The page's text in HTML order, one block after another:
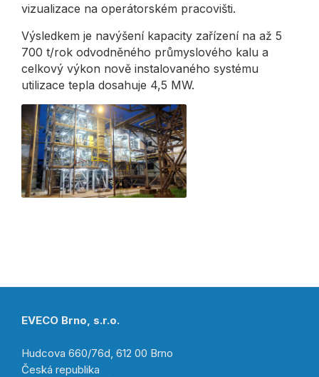
vizualizace na operátorském pracovišti.
Výsledkem je navýšení kapacity zařízení na až 5
700 t/rok odvodněného průmyslového kalu a
celkový výkon nově instalovaného systému
utilizace tepla dosahuje 4,5 MW.
EVECO Brno, s.r.o.
Hudcova 660/76d, 612 00 Brno
Česká republika